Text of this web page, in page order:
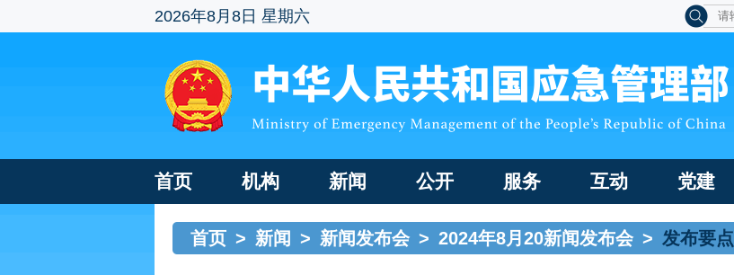
2026年8月8日 星期六
首页 机构 新闻 公开 服务 互动 党建
首页 > 新闻 > 新闻发布会 > 2024年8月20新闻发布会 > 发布要点